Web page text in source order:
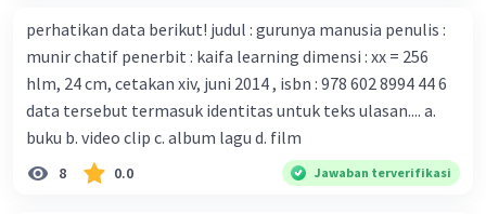
serangan virus Corona dengan menemukan vaksin virus
tersebut. B. Para ilmuan perlu segera mempelajari virus
corona yang menjadi masalah besar bagi kesehatan dunia
karena persebarannya sangat cepat. C. Masyarakat perlu
mawas diri dan menjaga kesehatan dalam menghadapi
serangan virus corona yang mulai menyebar di Indonesia,
D. Virus corona menjadi masalah besar bagi kesehatan
perhatikan data berikut! judul : gurunya manusia penulis :
munir chatif penerbit : kaifa learning dimensi : xx = 256
hlm, 24 cm, cetakan xiv, juni 2014 , isbn : 978 602 8994 44 6
data tersebut termasuk identitas untuk teks ulasan.... a.
buku b. video clip c. album lagu d. film
8 0.0 Jawaban terverifikasi